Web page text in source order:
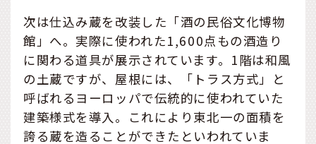
次は仕込み蔵を改装した「酒の民俗文化博物
館」へ。実際に使われた1,600点もの酒造り
に関わる道具が展示されています。1階は和風
の土蔵ですが、屋根には、「トラス方式」と
呼ばれるヨーロッパで伝統的に使われていた
建築様式を導入。これにより東北一の面積を
誇る蔵を造ることができたといわれていま